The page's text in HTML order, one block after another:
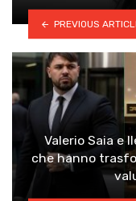
PREVIOUS
Valerio Saia e
che hanno